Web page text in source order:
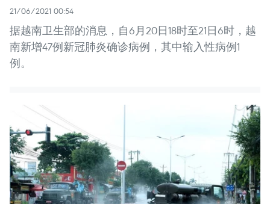
21/06/2021 00:54
据越南卫生部的消息，自6月20日18时至21日6时，越
南新增47例新冠肺炎确诊病例，其中输入性病例1
例。